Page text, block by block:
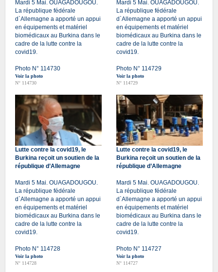
Mardi 5 Mai. OUAGADOUGOU.
La république fédérale
d`Allemagne a apporté un appui
en équipements et matériel
biomédicaux au Burkina dans le
cadre de la lutte contre la
covid19.
Photo N° 114730
Voir la photo
N° 114730
Mardi 5 Mai. OUAGADOUGOU.
La république fédérale
d`Allemagne a apporté un appui
en équipements et matériel
biomédicaux au Burkina dans le
cadre de la lutte contre la
covid19.
Photo N° 114729
Voir la photo
N° 114729
Lutte contre la covid19, le
Burkina reçoit un soutien de la
république d’Allemagne
Mardi 5 Mai. OUAGADOUGOU.
La république fédérale
d`Allemagne a apporté un appui
en équipements et matériel
biomédicaux au Burkina dans le
cadre de la lutte contre la
covid19.
Photo N° 114728
Voir la photo
N° 114728
Lutte contre la covid19, le
Burkina reçoit un soutien de la
république d’Allemagne
Mardi 5 Mai. OUAGADOUGOU.
La république fédérale
d`Allemagne a apporté un appui
en équipements et matériel
biomédicaux au Burkina dans le
cadre de la lutte contre la
covid19.
Photo N° 114727
Voir la photo
N° 114727